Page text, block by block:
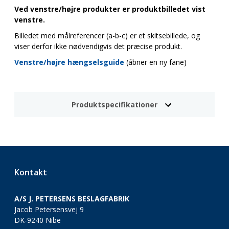
Ved venstre/højre produkter er produktbilledet vist
venstre.
Billedet med målreferencer (a-b-c) er et skitsebillede, og
viser derfor ikke nødvendigvis det præcise produkt.
Venstre/højre hængselsguide (åbner en ny fane)
Produktspecifikationer
Kontakt
A/S J. PETERSENS BESLAGFABRIK
Jacob Petersensvej 9
DK-9240 Nibe